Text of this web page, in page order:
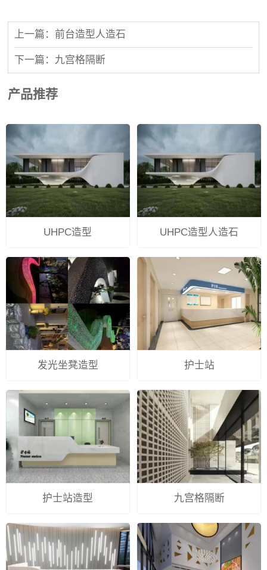
上一篇：前台造型人造石
下一篇：九宫格隔断
产品推荐
UHPC造型 UHPC造型人造石
发光坐凳造型 护士站
护士站造型 九宫格隔断